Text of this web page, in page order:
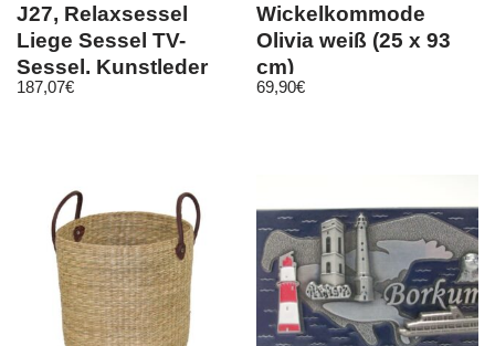
J27, Relaxsessel
Liege Sessel TV-
Sessel, Kunstleder
187,07€
Wickelkommode
Olivia weiß (25 x 93
cm)
69,90€